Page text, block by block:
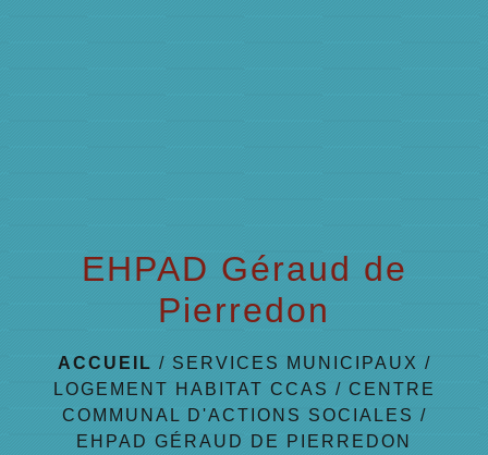
EHPAD Géraud de
Pierredon
ACCUEIL / SERVICES MUNICIPAUX /
LOGEMENT HABITAT CCAS / CENTRE
COMMUNAL D'ACTIONS SOCIALES /
EHPAD GÉRAUD DE PIERREDON